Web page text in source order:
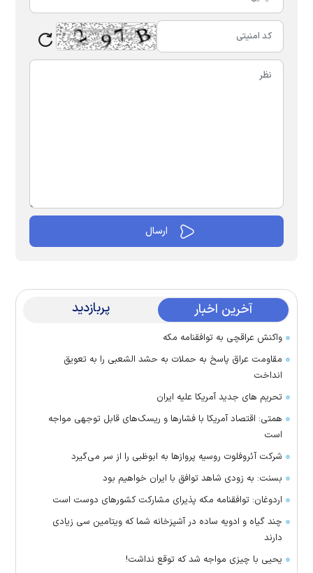
آخرین اخبار پربازدید
واکنش عراقچی به توافقنامه مکه
مقاومت عراق پاسخ به حملات به حشد الشعبی را به تعویق
انداخت
تحریم های جدید آمریکا علیه ایران
همتی: اقتصاد آمریکا با فشارها و ریسک‌های قابل توجهی مواجه
است
شرکت آئروفلوت روسیه پرواز‌ها به ابوظبی را از سر می‌گیرد
بسنت: به زودی شاهد توافق با ایران خواهیم بود
اردوغان: توافقنامه مکه پذیرای مشارکت کشور‌های دوست است
چند گیاه و ادویه ساده در آشپزخانه شما که ویتامین سی زیادی
دارند
یحیی با چیزی مواجه شد که توقع نداشت!